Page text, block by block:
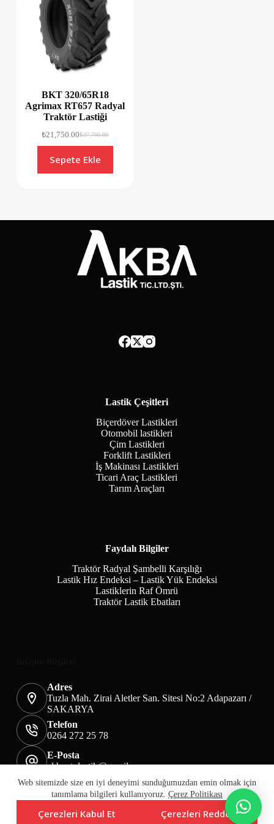
Web sitemizde size en iyi deneyimi sunduğumuzdan emin olmak için
tanımlama bilgileri kullanıyoruz. Çerez Politikası
Çerezleri Kabul Et Çerezleri Reddet
BKT 320/65R18
Agrimax RT657 Radyal
Traktör Lastiği
₺27,700.00
₺21,750.00
Sepete Ekle
Lastik Çeşitleri
Biçerdöver Lastikleri
Otomobil lastikleri
Çim Lastikleri
Forklift Lastikleri
İş Makinası Lastikleri
Ticari Araç Lastikleri
Tarım Araçları
Faydalı Bilgiler
Traktör Radyal Şambelli Karşılığı
Lastik Hız Endeksi – Lastik Yük Endeksi
Lastiklerin Raf Ömrü
Traktör Lastik Ebatları
Adres
Tuzla Mah. Zirai Aletler San. Sitesi No:2 Adapazarı /
SAKARYA
Telefon
0264 272 25 78
E-Posta
akbaotolastik@gmail.com
Mesafeli Satış Sözleşmesi
Teslimat&İade
Üyelik KVKK Sayfası
Çerez Politikası